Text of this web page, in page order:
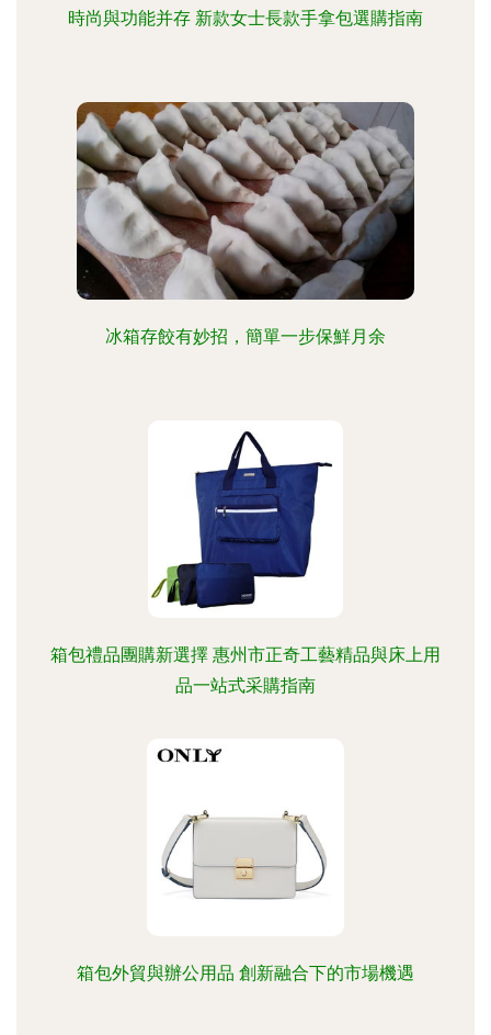
時尚與功能并存 新款女士長款手拿包選購指南
冰箱存餃有妙招，簡單一步保鮮月余
箱包禮品團購新選擇 惠州市正奇工藝精品與床上用
品一站式采購指南
箱包外貿與辦公用品 創新融合下的市場機遇